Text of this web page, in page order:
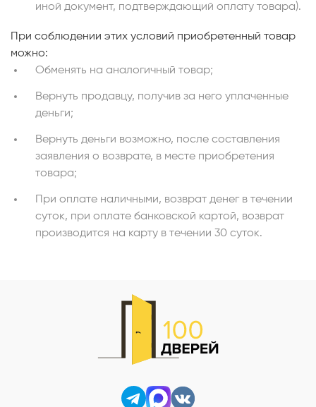
иной документ, подтверждающий оплату товара).
При соблюдении этих условий приобретенный товар
можно:
Обменять на аналогичный товар;
Вернуть продавцу, получив за него уплаченные
деньги;
Вернуть деньги возможно, после составления
заявления о возврате, в месте приобретения
товара;
При оплате наличными, возврат денег в течении
суток, при оплате банковской картой, возврат
производится на карту в течении 30 суток.